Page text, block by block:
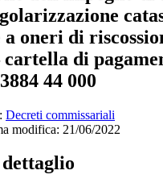
oneri di
di
44 000
Decreti commissariali
modifica: 21/06/2022